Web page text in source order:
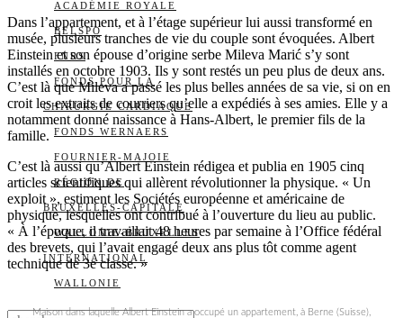
ACADÉMIE ROYALE
BELSPO
FNRS
FONDS POUR LA
CHIRURGIE CARDIAQUE
FONDS WERNAERS
FOURNIER-MAJOIE
RÉGION DE
BRUXELLES-CAPITALE
WALLONIE-BRUXELLES
INTERNATIONAL
WALLONIE
Dans l’appartement, et à l’étage supérieur lui aussi transformé en
musée, plusieurs tranches de vie du couple sont évoquées. Albert
Einstein et son épouse d’origine serbe Mileva Marić s’y sont
installés en octobre 1903. Ils y sont restés un peu plus de deux ans.
C’est là que Mileva a passé les plus belles années de sa vie, si on en
croit les extraits de courriers qu’elle a expédiés à ses amies. Elle y a
notamment donné naissance à Hans-Albert, le premier fils de la
famille.
C’est là aussi qu’Albert Einstein rédigea et publia en 1905 cinq
articles scientifiques qui allèrent révolutionner la physique. « Un
exploit », estiment les Sociétés européenne et américaine de
physique, lesquelles ont contribué à l’ouverture du lieu au public.
« À l’époque, il travaillait 48 heures par semaine à l’Office fédéral
des brevets, qui l’avait engagé deux ans plus tôt comme agent
technique de 3e classe. »
Maison dans laquelle Albert Einstein a occupé un appartement, à Berne (Suisse),